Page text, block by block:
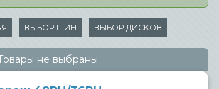
ВЫБОР ШИН ВЫБОР ДИСКОВ
не выбраны